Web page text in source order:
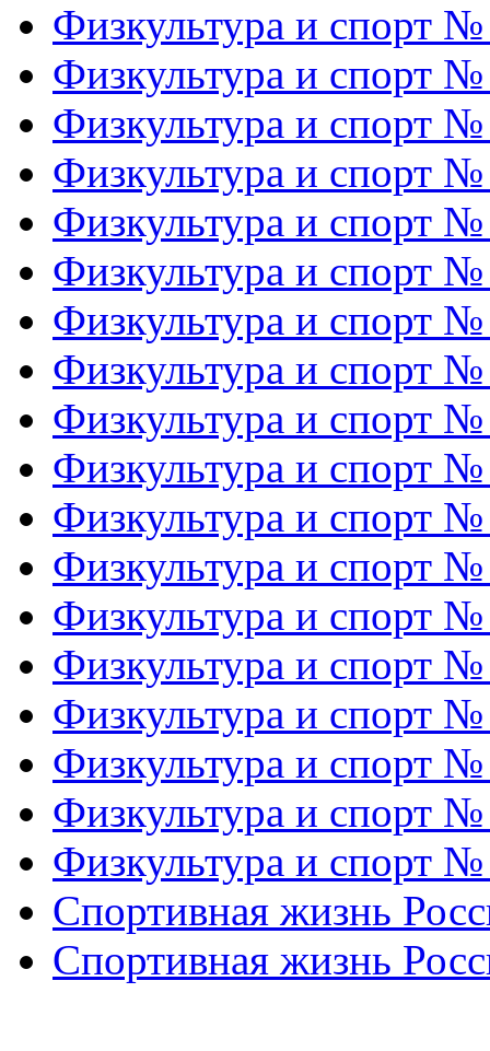
Физкультура и спорт
Физкультура и спорт
Физкультура и спорт
Физкультура и спорт
Физкультура и спорт
Физкультура и спорт
Физкультура и спорт
Физкультура и спорт
Физкультура и спорт
Физкультура и спорт
Физкультура и спорт
Физкультура и спорт
Физкультура и спорт
Физкультура и спорт
Физкультура и спорт
Физкультура и спорт
Физкультура и спорт
Физкультура и спорт
Спортивная жизнь
Спортивная жизнь